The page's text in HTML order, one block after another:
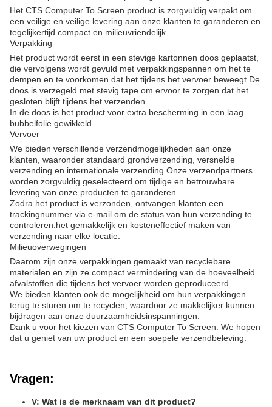
Het CTS Computer To Screen product is zorgvuldig verpakt om
een veilige en veilige levering aan onze klanten te garanderen.en
tegelijkertijd compact en milieuvriendelijk.
Verpakking
Het product wordt eerst in een stevige kartonnen doos geplaatst,
die vervolgens wordt gevuld met verpakkingspannen om het te
dempen en te voorkomen dat het tijdens het vervoer beweegt.De
doos is verzegeld met stevig tape om ervoor te zorgen dat het
gesloten blijft tijdens het verzenden.
In de doos is het product voor extra bescherming in een laag
bubbelfolie gewikkeld.
Vervoer
We bieden verschillende verzendmogelijkheden aan onze
klanten, waaronder standaard grondverzending, versnelde
verzending en internationale verzending.Onze verzendpartners
worden zorgvuldig geselecteerd om tijdige en betrouwbare
levering van onze producten te garanderen.
Zodra het product is verzonden, ontvangen klanten een
trackingnummer via e-mail om de status van hun verzending te
controleren.het gemakkelijk en kosteneffectief maken van
verzending naar elke locatie.
Milieuoverwegingen
Daarom zijn onze verpakkingen gemaakt van recyclebare
materialen en zijn ze compact.vermindering van de hoeveelheid
afvalstoffen die tijdens het vervoer worden geproduceerd.
We bieden klanten ook de mogelijkheid om hun verpakkingen
terug te sturen om te recyclen, waardoor ze makkelijker kunnen
bijdragen aan onze duurzaamheidsinspanningen.
Dank u voor het kiezen van CTS Computer To Screen. We hopen
dat u geniet van uw product en een soepele verzendbeleving.
Vragen:
V: Wat is de merknaam van dit product?